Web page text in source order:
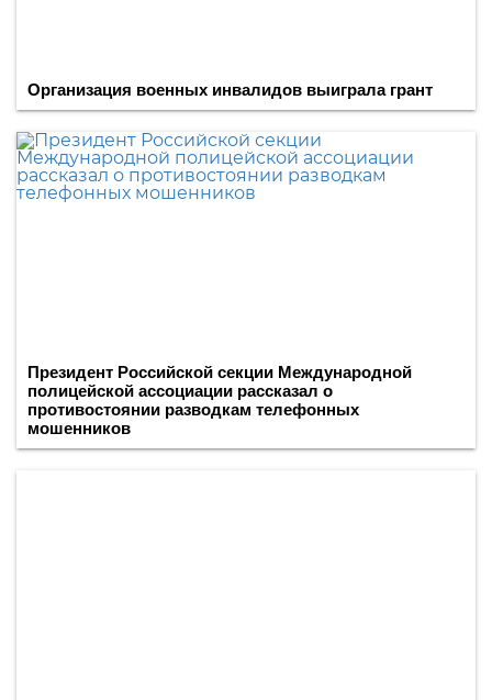
Организация военных инвалидов выиграла грант
Президент Российской секции Международной
полицейской ассоциации рассказал о
противостоянии разводкам телефонных
мошенников